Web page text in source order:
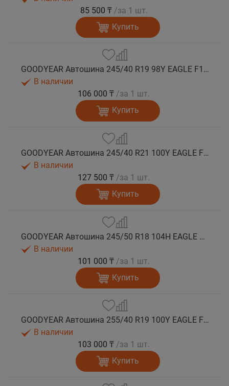
85 500 ₸ /за 1 шт.
Купить
GOODYEAR Автошина 245/40 R19 98Y EAGLE F1 ASYMMETRIC 6 XL FP EV-Ready лето
В наличии
106 000 ₸ /за 1 шт.
Купить
GOODYEAR Автошина 245/40 R21 100Y EAGLE F1 ASYMMETRIC 6 XL FP EV-Ready лето
В наличии
127 500 ₸ /за 1 шт.
Купить
GOODYEAR Автошина 245/50 R18 104H EAGLE F1 ASYMMETRIC 6 XL FP лето
В наличии
101 000 ₸ /за 1 шт.
Купить
GOODYEAR Автошина 255/40 R19 100Y EAGLE F1 ASYMMETRIC 6 XL FP лето
В наличии
103 000 ₸ /за 1 шт.
Купить